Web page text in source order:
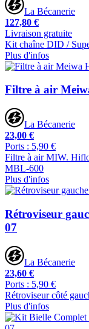
La Bécanerie
127,80 €
Livraison gratuite
Kit chaîne DID /
Plus d'infos
Filtre à air
La Bécanerie
23,00 €
Ports : 5,90 €
Filtre à air MIW.
MBL-600
Plus d'infos
Rétroviseur
07
La Bécanerie
23,60 €
Ports : 5,90 €
Rétroviseur côté
Plus d'infos